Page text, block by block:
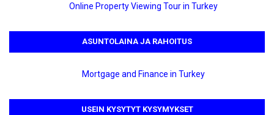
Online Property Viewing Tour in Turkey
ASUNTOLAINA JA RAHOITUS
Mortgage and Finance in Turkey
USEIN KYSYTYT KYSYMYKSET